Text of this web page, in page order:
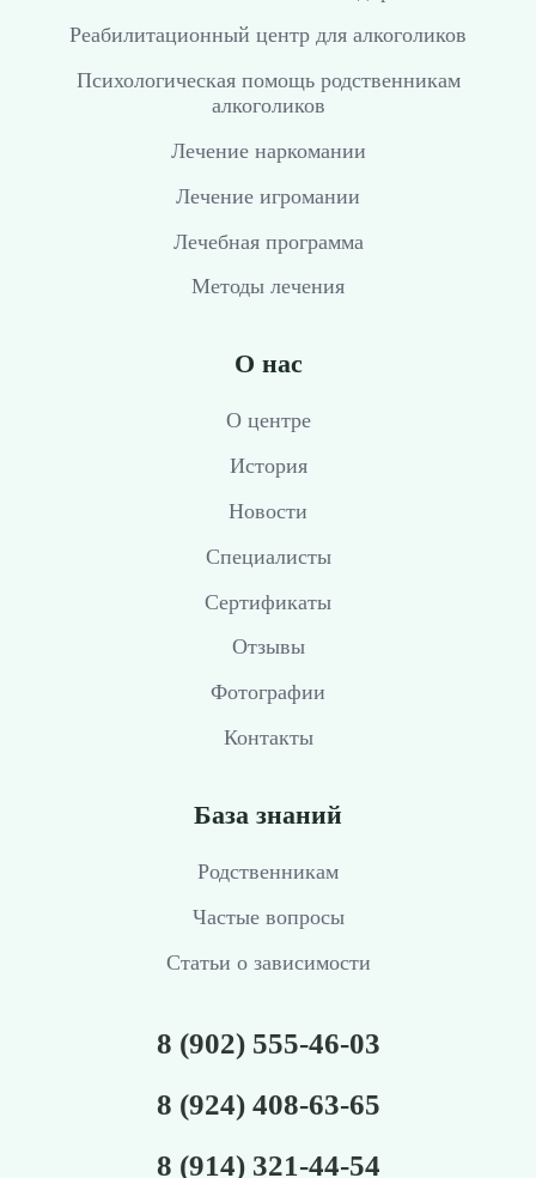
Реабилитационный центр для алкоголиков
Психологическая помощь родственникам
алкоголиков
Лечение наркомании
Лечение игромании
Лечебная программа
Методы лечения
О нас
О центре
История
Новости
Специалисты
Сертификаты
Отзывы
Фотографии
Контакты
База знаний
Родственникам
Частые вопросы
Статьи о зависимости
8 (902) 555-46-03
8 (924) 408-63-65
8 (914) 321-44-54